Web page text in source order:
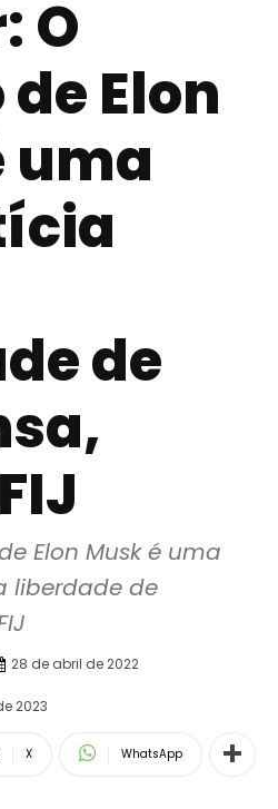
O
Elon
uma
de
Elon Musk é uma
liberdade de
28 de abril de 2022
2023
X WhatsApp